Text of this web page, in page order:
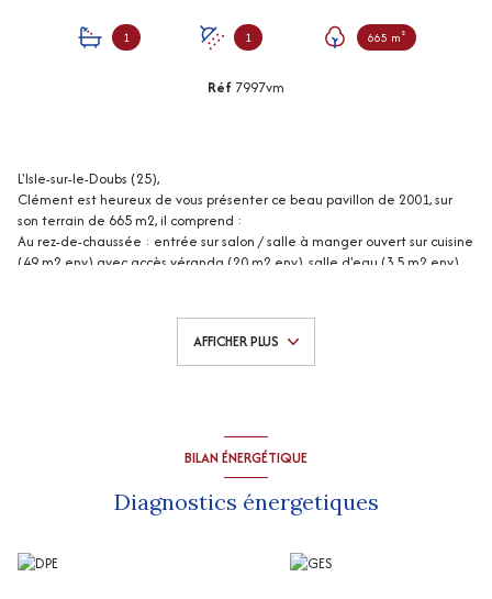
1 1 665 m²
Réf 7997vm
L'Isle-sur-le-Doubs (25),
Clément est heureux de vous présenter ce beau pavillon de 2001, sur
son terrain de 665 m2, il comprend :
Au rez-de-chaussée : entrée sur salon / salle à manger ouvert sur cuisine
(49 m2 env) avec accès véranda (20 m2 env), salle d'eau (3,5 m2 env),
Abri de jardin, local à vélo, carport en bois.
Chauffage : électrique + cheminée insert
Assainissement : tout-à-l'égout
AFFICHER PLUS
BILAN ÉNERGÉTIQUE
Diagnostics énergetiques